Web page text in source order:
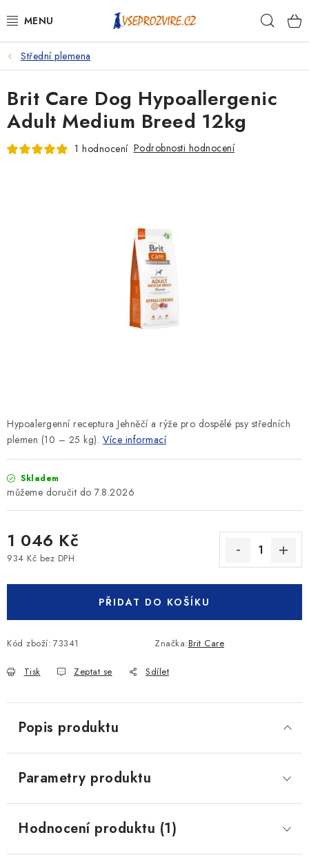
na
PSI
KOČKY
KONĚ
KRÁLÍCI/HLODAVCI/PTÁCI
Střední plemena
Hypoalergenní receptura Jehněčí a rýže pro dospělé psy středních
plemen (10 – 25 kg). Více informací
Skladem
7.8.2026
1 046 Kč
934 Kč bez DPH
PŘIDAT DO KOŠÍKU
Kód zboží: 73341 Značka:Brit Care
Tisk Zeptat se Sdílet
Brit Care Dog Hypoallergenic
Adult Medium Breed 12kg
1 hodnocení Podrobnosti hodnocení
Popis produktu
Parametry produktu
Hodnocení produktu (1)